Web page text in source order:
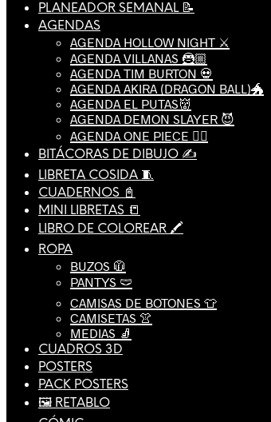
PLANEADOR SEMANAL 📝
AGENDAS
AGENDA HOLLOW NIGHT ⚔️
AGENDA VILLANAS 🦹🏼
AGENDA TIM BURTON 💀
AGENDA AKIRA (DRAGON BALL)🐲
AGENDA EL PUTAS👹
AGENDA DEMON SLAYER 😈
AGENDA ONE PIECE 🏴‍☠️
BITÁCORAS DE DIBUJO ✍️
LIBRETA COSIDA 🧵
CUADERNOS 📓
MINI LIBRETAS 📒
LIBRO DE COLOREAR 🖍️
ROPA
BUZOS 🧥
PANTYS 🩲
CAMISAS DE BOTONES 👕
CAMISETAS 👚
MEDIAS 🧦
CUADROS 3D
POSTERS
PACK POSTERS
🖼️ RETABLO